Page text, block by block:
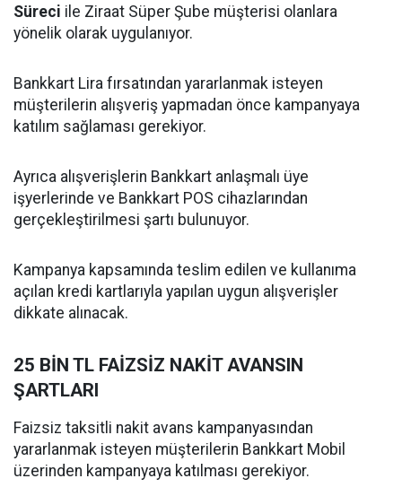
Süreci ile Ziraat Süper Şube müşterisi olanlara
yönelik olarak uygulanıyor.
Bankkart Lira fırsatından yararlanmak isteyen
müşterilerin alışveriş yapmadan önce kampanyaya
katılım sağlaması gerekiyor.
Ayrıca alışverişlerin Bankkart anlaşmalı üye
işyerlerinde ve Bankkart POS cihazlarından
gerçekleştirilmesi şartı bulunuyor.
Kampanya kapsamında teslim edilen ve kullanıma
açılan kredi kartlarıyla yapılan uygun alışverişler
dikkate alınacak.
25 BİN TL FAİZSİZ NAKİT AVANSIN
ŞARTLARI
Faizsiz taksitli nakit avans kampanyasından
yararlanmak isteyen müşterilerin Bankkart Mobil
üzerinden kampanyaya katılması gerekiyor.